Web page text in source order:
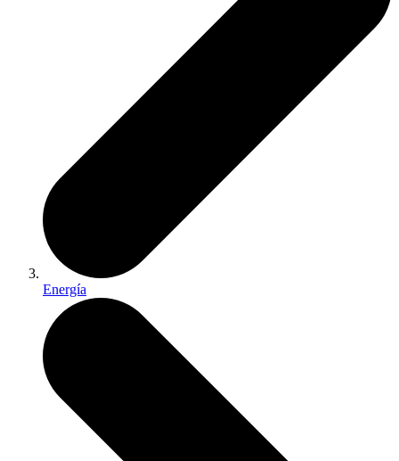
Energía